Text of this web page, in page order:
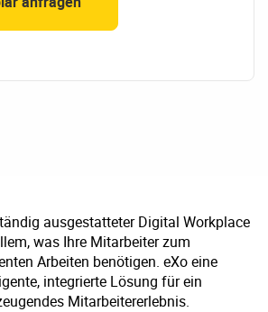
ausgestatteter Digital Workplace
was Ihre Mitarbeiter zum
Arbeiten benötigen. eXo eine
integrierte Lösung für ein
Mitarbeitererlebnis.